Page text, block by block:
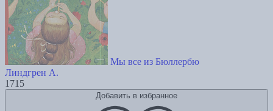
Мы все из Бюллербю
Линдгрен А.
1715
Добавить в избранное